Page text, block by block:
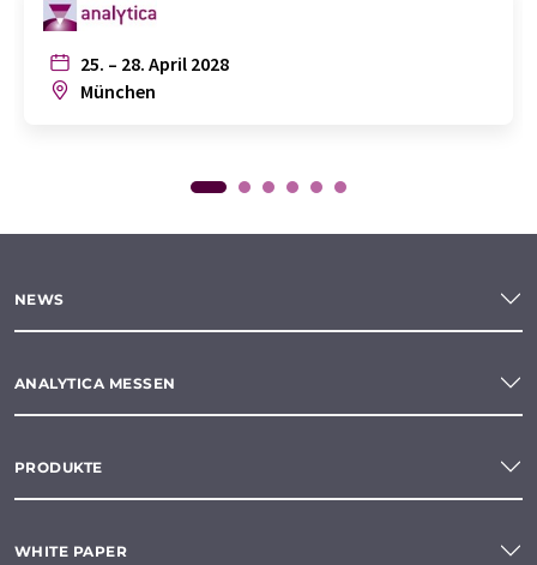
25. – 28. April 2028
München
NEWS
ANALYTICA MESSEN
PRODUKTE
WHITE PAPER